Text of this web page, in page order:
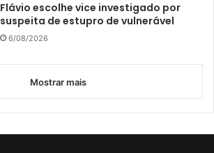
Flávio escolhe vice investigado por
suspeita de estupro de vulnerável
6/08/2026
Mostrar mais